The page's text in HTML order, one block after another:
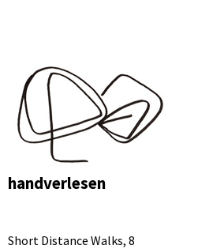
handverlesen
Short Distance Walks, 8